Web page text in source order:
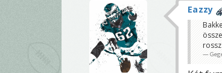
Eazzy